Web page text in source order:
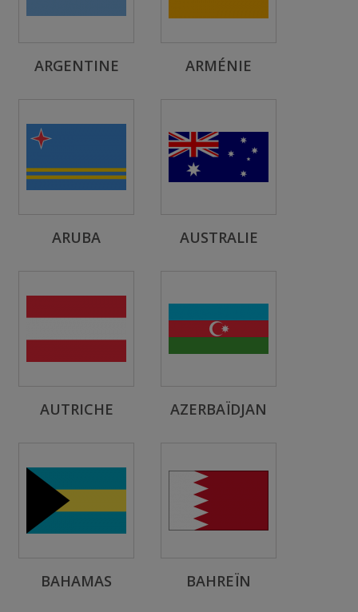
ARGENTINE ARMÉNIE
ARUBA AUSTRALIE
AUTRICHE AZERBAÏDJAN
BAHAMAS BAHREÏN